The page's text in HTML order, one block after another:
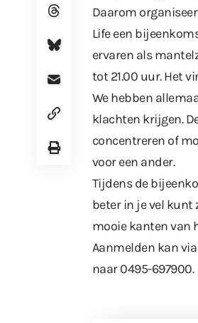
Daarom
Life een
ervaren als
tot 21.00 uur. Het
We hebben
klachten krijgen.
concentreren of
voor een ander.
Tijdens de
beter in je vel kunt
mooie kanten van
Aanmelden kan
naar 0495-697900.